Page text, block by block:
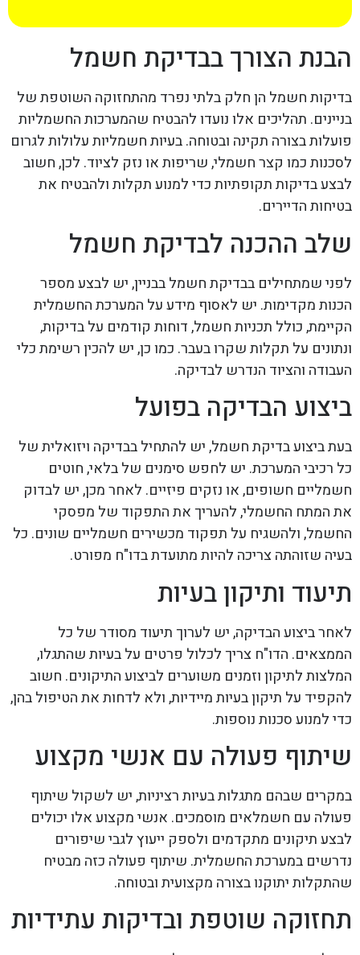
הבנת הצורך בבדיקת חשמל
בדיקות חשמל הן חלק בלתי נפרד מהתחזוקה השוטפת של
בניינים. תהליכים אלו נועדו להבטיח שהמערכות החשמליות
פועלות בצורה תקינה ובטוחה. בעיות חשמליות עלולות לגרום
לסכנות כמו קצר חשמלי, שריפות או נזק לציוד. לכן, חשוב
לבצע בדיקות תקופתיות כדי למנוע תקלות ולהבטיח את
בטיחות הדיירים.
שלב ההכנה לבדיקת חשמל
לפני שמתחילים בבדיקת חשמל בבניין, יש לבצע מספר
הכנות מקדימות. יש לאסוף מידע על המערכת החשמלית
הקיימת, כולל תכניות חשמל, דוחות קודמים על בדיקות,
ונתונים על תקלות שקרו בעבר. כמו כן, יש להכין רשימת כלי
העבודה והציוד הנדרש לבדיקה.
ביצוע הבדיקה בפועל
בעת ביצוע בדיקת חשמל, יש להתחיל בבדיקה ויזואלית של
כל רכיבי המערכת. יש לחפש סימנים של בלאי, חוטים
חשמליים חשופים, או נזקים פיזיים. לאחר מכן, יש לבדוק
את המתח החשמלי, להעריך את התפקוד של מפסקי
החשמל, ולהשגיח על תפקוד מכשירים חשמליים שונים. כל
בעיה שזוהתה צריכה להיות מתועדת בדו"ח מפורט.
תיעוד ותיקון בעיות
לאחר ביצוע הבדיקה, יש לערוך תיעוד מסודר של כל
הממצאים. הדו"ח צריך לכלול פרטים על בעיות שהתגלו,
המלצות לתיקון וזמנים משוערים לביצוע התיקונים. חשוב
להקפיד על תיקון בעיות מיידיות, ולא לדחות את הטיפול בהן,
כדי למנוע סכנות נוספות.
שיתוף פעולה עם אנשי מקצוע
במקרים שבהם מתגלות בעיות רציניות, יש לשקול שיתוף
פעולה עם חשמלאים מוסמכים. אנשי מקצוע אלו יכולים
לבצע תיקונים מתקדמים ולספק ייעוץ לגבי שיפורים
נדרשים במערכת החשמלית. שיתוף פעולה כזה מבטיח
שהתקלות יתוקנו בצורה מקצועית ובטוחה.
תחזוקה שוטפת ובדיקות עתידיות